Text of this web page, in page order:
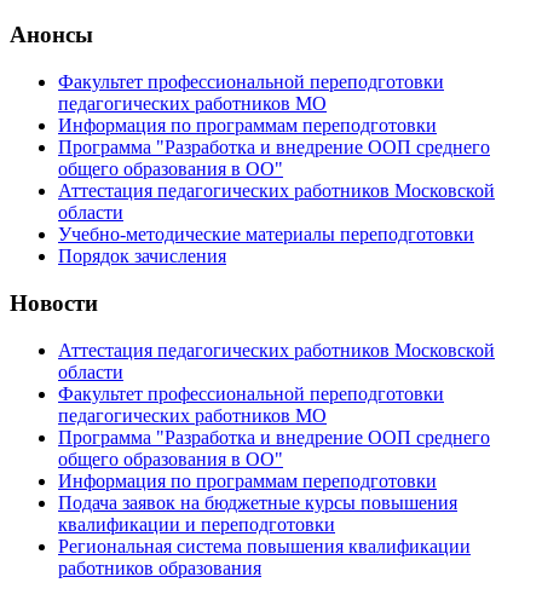
Анонсы
Факультет профессиональной переподготовки
педагогических работников МО
Информация по программам переподготовки
Программа "Разработка и внедрение ООП среднего
общего образования в ОО"
Аттестация педагогических работников Московской
области
Учебно-методические материалы переподготовки
Порядок зачисления
Новости
Аттестация педагогических работников Московской
области
Факультет профессиональной переподготовки
педагогических работников МО
Программа "Разработка и внедрение ООП среднего
общего образования в ОО"
Информация по программам переподготовки
Подача заявок на бюджетные курсы повышения
квалификации и переподготовки
Региональная система повышения квалификации
работников образования